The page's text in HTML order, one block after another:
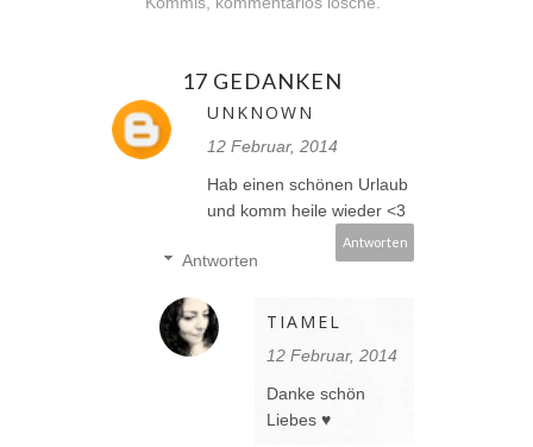
17 GEDANKEN
UNKNOWN
12 Februar, 2014
Hab einen schönen Urlaub
und komm heile wieder <3
Antworten
Antworten
TIAMEL
12 Februar, 2014
Danke schön
Liebes ♥